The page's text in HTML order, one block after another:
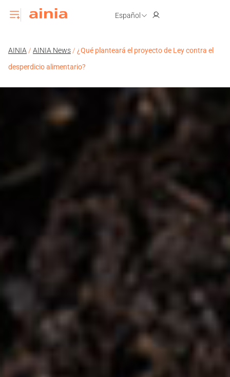
Español
AINIA / AINIA News / ¿Qué planteará el proyecto de Ley contra el
desperdicio alimentario?